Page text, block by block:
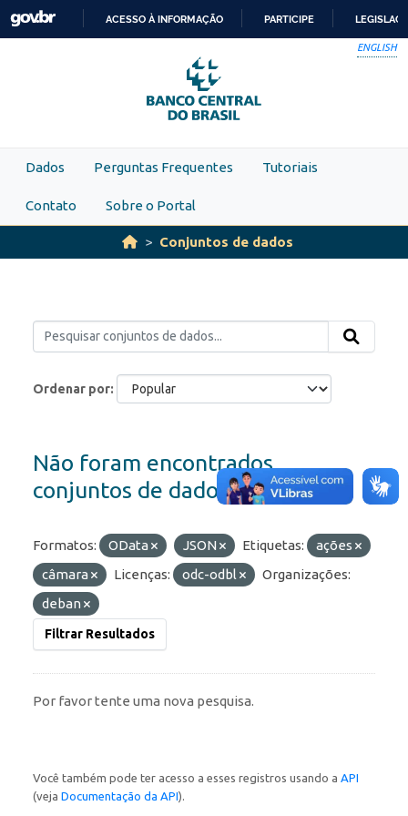
Skip to main content
PARA
O
CONTEÚDO
ACESSO À INFORMAÇÃO PARTICIPE
ENGLISH
Dados Perguntas Frequentes Tutoriais
Contato Sobre o Portal
Conjuntos de dados
Ordenar por
Não foram encontrados
conjuntos de dados
Formatos: OData JSON Etiquetas:
ações
câmara
Licenças: odc-odbl
Organizações:
deban
Filtrar Resultados
Por favor tente uma nova pesquisa.
Você também pode ter acesso a esses registros usando a API
(veja Documentação da API).